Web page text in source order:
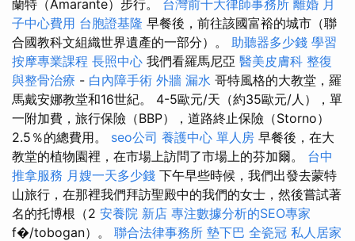
蘭特（Amarante）步行。 台灣前十大律師事務所 離婚 月
子中心費用 台胞證基隆 早餐後，前往該國富裕的城市（聯
合國教科文組織世界遺產的一部分）。 助聽器多少錢 學習
按摩專業課程 長照中心 我們看羅馬尼亞 醫美皮膚科 整復
與整骨治療 - 白內障手術 外牆 漏水 哥特風格的大教堂，羅
馬戴安娜教堂和16世紀。 4-5歐元/天（約35歐元/人），單
一附加費，旅行保險（BBP），道路終止保險（Storno）
2.5％的總費用。 seo公司 養護中心 單人房 早餐後，在大
教堂的植物園裡，在市場上訪問了市場上的芬加爾。 台中
推拿服務 月嫂一天多少錢 下午早些時候，我們出發去蒙特
山旅行，在那裡我們拜訪聖殿中的我們的女士，然後嘗試著
名的托博根（2 安養院 新店 專注數據分析的SEO專家
f�/tobogan）。 聯合法律事務所 墊下巴 全瓷冠 私人居家